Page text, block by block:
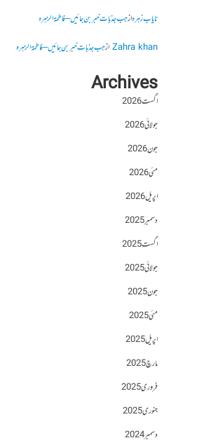
نایاب زہرہازجب جذبات خبر بن جائیں – فاطمۃالزہرہ
Zahra khanازجب جذبات خبر بن جائیں – فاطمۃالزہرہ
Archives
اگست 2026
جولائی 2026
جون 2026
مئی 2026
اپریل 2026
دسمبر 2025
اگست 2025
جولائی 2025
جون 2025
مئی 2025
اپریل 2025
مارچ 2025
فروری 2025
جنوری 2025
دسمبر 2024